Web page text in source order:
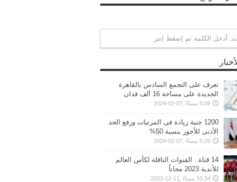
تعرف على التجمع السادس بالقاهرة
الجديدة على مساحة 16 ألف فدان
6:09 مساءً ,07-02-2024
1200 جنية زيادة فى المرتبات ورفع الحد
الأدنى للأجور بنسبة 50%
5:29 مساءً ,07-02-2024
14 قناة.. القنوات الناقلة لكأس العالم
للأندية 2023 مجاناً
10:34 مساءً ,11-12-2023